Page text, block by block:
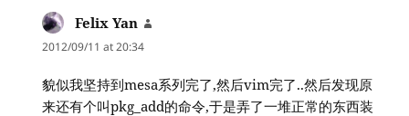
Felix Yan
2012/09/11 at 20:34
貌似我坚持到mesa系列完了,然后vim完了..然后发现原
来还有个叫pkg_add的命令,于是弄了一堆正常的东西装